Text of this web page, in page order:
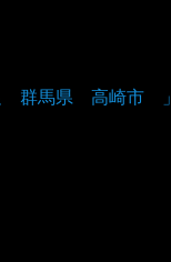
馬県 高崎市 」